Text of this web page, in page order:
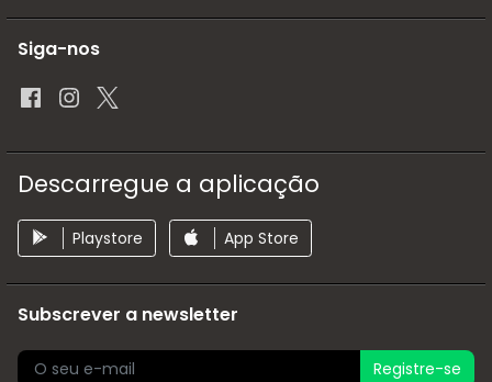
Siga-nos
Descarregue a aplicação
Playstore App Store
Subscrever a newsletter
Registre-se